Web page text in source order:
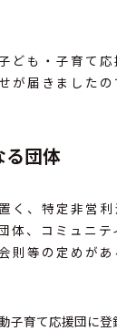
用したい
採用情報
お問合せ
ども・子育て応
が届きました
る団体
く、特定非営利
体、コミュニテ
則等の定めが
子育て応援団に登